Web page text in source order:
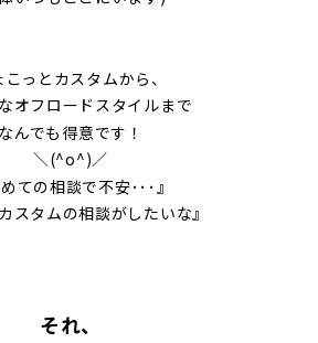
こっとカスタムから、
オフロードスタイルまで
なんでも得意です！
＼(^o^)／
めての相談で不安･･･』
スタムの相談がしたいな』
それ、